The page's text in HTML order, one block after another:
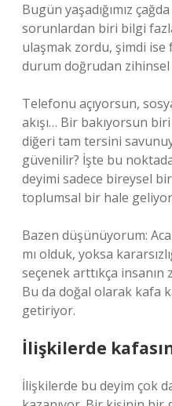
Bugün yaşadığımız
sorunlardan biri bilgi
ulaşmak zordu, şimdi ise
durum doğrudan zihinsel
Telefonu açıyorsun,
akışı… Bir bakıyorsun
diğeri tam tersini
güvenilir? İşte bu noktada
deyimi sadece bireysel
toplumsal bir hale
Bazen düşünüyorum:
mı olduk, yoksa
seçenek arttıkça
Bu da doğal olarak kafa
getiriyor.
İlişkilerde
İlişkilerde bu deyim çok